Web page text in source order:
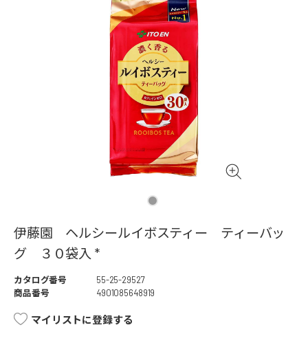
伊藤園 ヘルシールイボスティー ティーバッ
グ ３０袋入 *
カタログ番号
55-25-29527
商品番号
4901085648919
マイリストに登録する